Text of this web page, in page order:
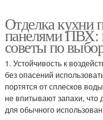
Отделка кухни
панелями ПВХ:
советы по
1. Устойчивость к
без опасений
портятся от сплесков
не впитывают запахи,
для обычного